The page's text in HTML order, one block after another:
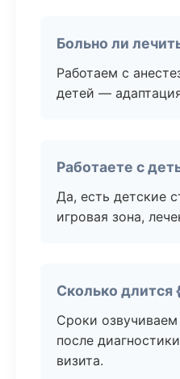
Больно ли
Работаем с
детей —
Работаете с
Да, есть детские
игровая зона,
Сколько длится
Сроки озвучиваем
после
визита.